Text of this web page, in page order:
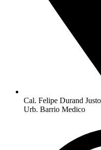
Cal. Felipe Durand
Urb. Barrio Medico